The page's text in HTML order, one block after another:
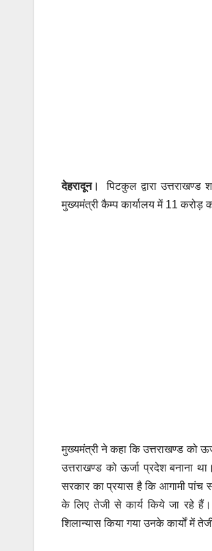
देहरादून।
पिटकुल द्वारा
मुख्यमंत्री कैम्प कार्यालय में 11
मुख्यमंत्री ने कहा कि उत्तराखण्ड को
उत्तराखण्ड को ऊर्जा प्रदेश बनाना
सरकार का प्रयास है कि आगामी पांच
के लिए तेजी से कार्य किये जा रहे
शिलान्यास किया गया उनके कार्यों में